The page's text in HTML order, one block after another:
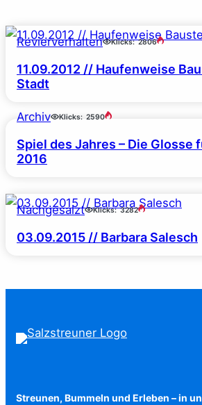
Revierverhalten Klicks: 2806
11.09.2012 // Haufenweise
Stadt
Archiv Klicks: 2590
Spiel des Jahres – Die Glosse
2016
Nachgesalzt Klicks: 3282
03.09.2015 // Barbara Salesch
Streunen, Bummeln und Erleben – in